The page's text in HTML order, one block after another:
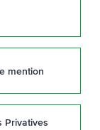
mention
Privatives